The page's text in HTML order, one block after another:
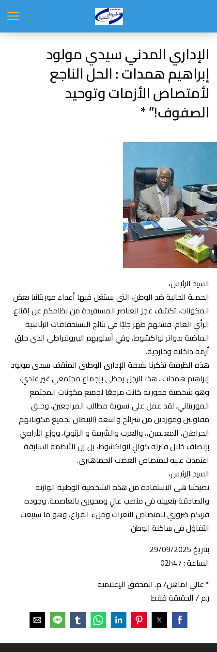
الإداري المدني سيدي مولود
إبراهيم همدات : الحل الناجع
لأمتصاص الأزمات وتوحيد
الصفوف!” *
السيد الرئيس،
الحملة الحالية ضد الوطن، التي يستغل فيها أعداء موريتانيا بعض
المكونات، تكشف عجز العناصر المستفيدة من نظامكم عن إقناع
الرأي العام. فشلهم ظهر جليًا في نتائج الاستحقاقات الرئاسية
الماضية بدوائر نواكشوط، وفي أسلوبهم البيروقراطي الذي خلق
أزمة داخلية وخارجية.
هذه الظرفية تذكرنا بقيمة الإداري الوطني المثقف سيدي مولود
إبراهيم همدات . هذا الرجل يحظى بإجماع مجتمعي غير عادي،
وهو شخصية محورية كانت مرجعًا لجميع مكونات المجتمع
الموريتاني. لقد عمل على تسوية مطالب المراجعين، وخلق
مقاولين وموردين من شرائح واسعة (البيظان لجميع مكوناتهم
الحراطين، المعلمين،، والعرب والشرفة و الزنوج)، ووزع الأراضي
بإنصاف خلال فترته كوالٍ لنواكشوط، بل إن الأنظمة السابقة
اعتمدت عليه لامتصاص الغضب الجماهيري.
السيد الرئيس،
نصيحتنا هي الاستفادة من هذه الشخصية الوطنية الوازنة
والصادقة بتعيينه في منصب عالٍ ومحوري بالعاصمة. وجوده
قربكم ضروري لامتصاص الثغرات وملء الفراغ، وهو ما سيبعث
التفاؤل في ساكنة الوطن.
بتاريخ 29/09/2025
الساعة : 02h47
* عالي اماهن/ م. المحقق الإعلامية
ر.م / الحقيقة فقط